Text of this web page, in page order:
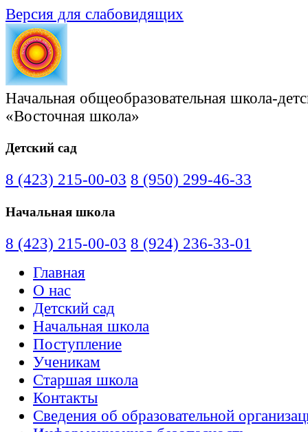
Версия для слабовидящих
Начальная общеобразовательная школа-
«Восточная школа»
Детский сад
8 (423) 215-00-03 8 (950) 299-46-33
Начальная школа
8 (423) 215-00-03 8 (924) 236-33-01
Главная
О нас
Детский сад
Начальная школа
Поступление
Ученикам
Старшая школа
Контакты
Сведения об образовательной